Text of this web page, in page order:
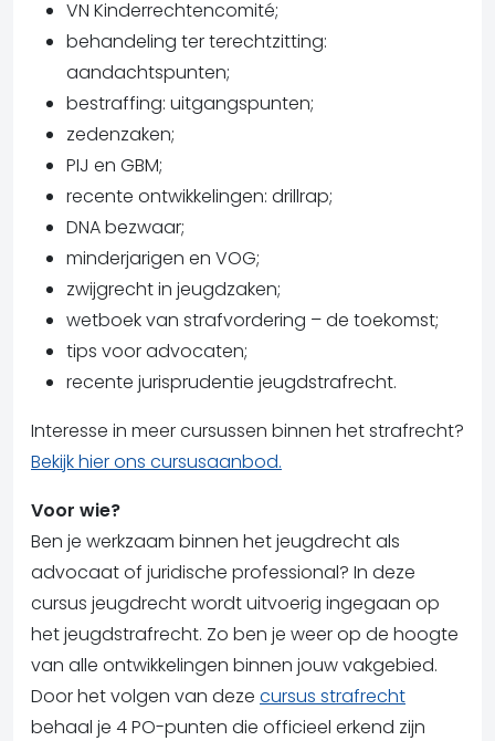
VN Kinderrechtencomité;
behandeling ter terechtzitting:
aandachtspunten;
bestraffing: uitgangspunten;
zedenzaken;
PIJ en GBM;
recente ontwikkelingen: drillrap;
DNA bezwaar;
minderjarigen en VOG;
zwijgrecht in jeugdzaken;
wetboek van strafvordering – de toekomst;
tips voor advocaten;
recente jurisprudentie jeugdstrafrecht.
Interesse in meer cursussen binnen het strafrecht?
Bekijk hier ons cursusaanbod.
Voor wie?
Ben je werkzaam binnen het jeugdrecht als
advocaat of juridische professional? In deze
cursus jeugdrecht wordt uitvoerig ingegaan op
het jeugdstrafrecht. Zo ben je weer op de hoogte
van alle ontwikkelingen binnen jouw vakgebied.
Door het volgen van deze cursus strafrecht
behaal je 4 PO-punten die officieel erkend zijn